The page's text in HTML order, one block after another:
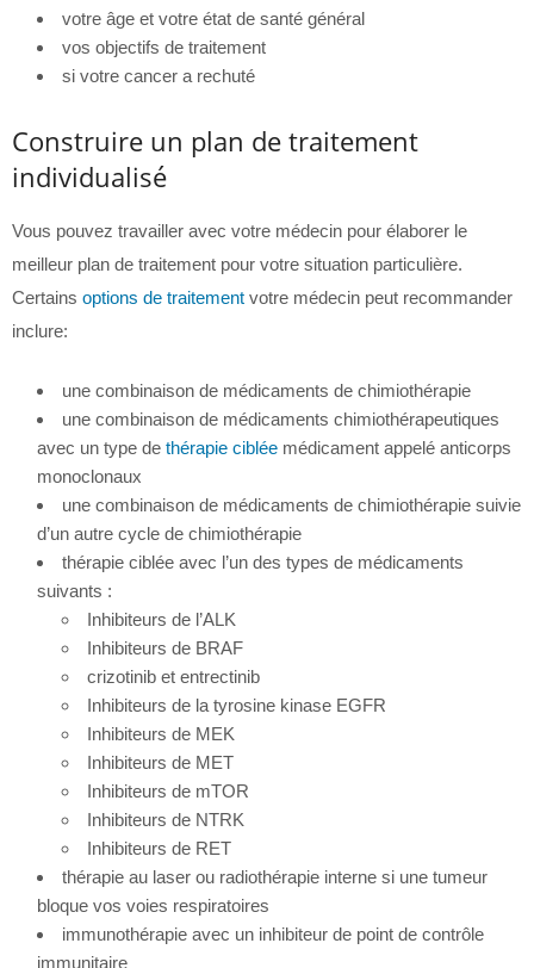
votre âge et votre état de santé général
vos objectifs de traitement
si votre cancer a rechuté
Construire un plan de traitement
individualisé
Vous pouvez travailler avec votre médecin pour élaborer le
meilleur plan de traitement pour votre situation particulière.
Certains options de traitement votre médecin peut recommander
inclure:
une combinaison de médicaments de chimiothérapie
une combinaison de médicaments chimiothérapeutiques
avec un type de thérapie ciblée médicament appelé anticorps
monoclonaux
une combinaison de médicaments de chimiothérapie suivie
d’un autre cycle de chimiothérapie
thérapie ciblée avec l’un des types de médicaments
suivants :
Inhibiteurs de l’ALK
Inhibiteurs de BRAF
crizotinib et entrectinib
Inhibiteurs de la tyrosine kinase EGFR
Inhibiteurs de MEK
Inhibiteurs de MET
Inhibiteurs de mTOR
Inhibiteurs de NTRK
Inhibiteurs de RET
thérapie au laser ou radiothérapie interne si une tumeur
bloque vos voies respiratoires
immunothérapie avec un inhibiteur de point de contrôle
immunitaire